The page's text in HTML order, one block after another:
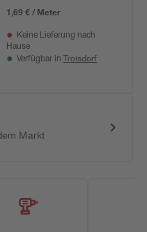
1,69 € / Meter
Keine Lieferung nach
Hause
Verfügbar in Troisdorf
Markt